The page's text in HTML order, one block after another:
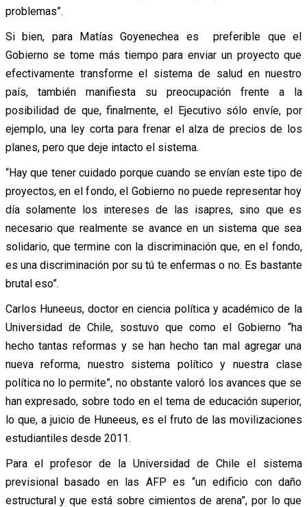
problemas”.
Si bien, para Matías Goyenechea es preferible que el
Gobierno se tome más tiempo para enviar un proyecto que
efectivamente transforme el sistema de salud en nuestro
país, también manifiesta su preocupación frente a la
posibilidad de que, finalmente, el Ejecutivo sólo envíe, por
ejemplo, una ley corta para frenar el alza de precios de los
planes, pero que deje intacto el sistema.
“Hay que tener cuidado porque cuando se envían este tipo de
proyectos, en el fondo, el Gobierno no puede representar hoy
día solamente los intereses de las isapres, sino que es
necesario que realmente se avance en un sistema que sea
solidario, que termine con la discriminación que, en el fondo,
es una discriminación por su tú te enfermas o no. Es bastante
brutal eso”.
Carlos Huneeus, doctor en ciencia política y académico de la
Universidad de Chile, sostuvo que como el Gobierno “ha
hecho tantas reformas y se han hecho tan mal agregar una
nueva reforma, nuestro sistema político y nuestra clase
política no lo permite”, no obstante valoró los avances que se
han expresado, sobre todo en el tema de educación superior,
lo que, a juicio de Huneeus, es el fruto de las movilizaciones
estudiantiles desde 2011.
Para el profesor de la Universidad de Chile el sistema
previsional basado en las AFP es “un edificio con daño
estructural y que está sobre cimientos de arena”, por lo que